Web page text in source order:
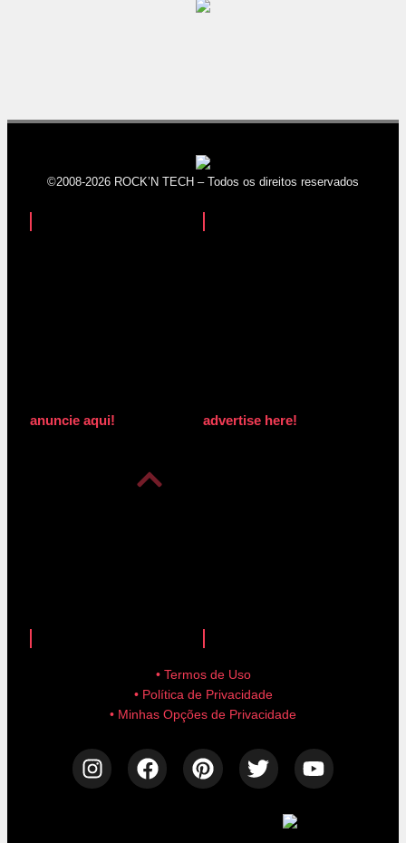
©2008-2026 ROCK’N TECH – Todos os direitos reservados
anuncie aqui! advertise here!
• Termos de Uso
• Política de Privacidade
• Minhas Opções de Privacidade